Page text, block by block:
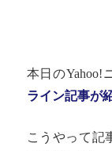
本日の
ライン記事が
こうやって